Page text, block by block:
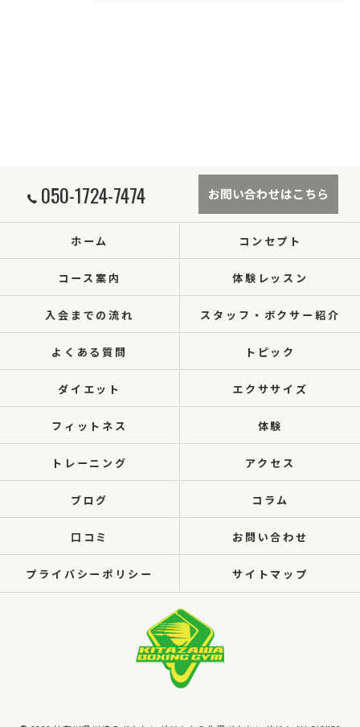
050-1724-7474 お問い合わせはこちら
ホーム コンセプト
コース案内 体験レッスン
入会までの流れ スタッフ・ボクサー紹介
よくある質問 トピック
ダイエット エクササイズ
フィットネス 体験
トレーニング アクセス
ブログ コラム
口コミ お問い合わせ
プライバシーポリシー サイトマップ